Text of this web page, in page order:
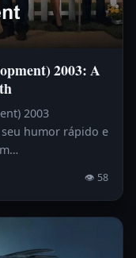
2003: A
2003
humor rápido e
👁 58